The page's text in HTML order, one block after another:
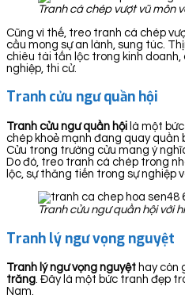
Tranh cá chép vượt vũ môn
Cũng vì thế, treo tranh cá chép
cầu mong sự an lành, sung túc.
chiêu tài tấn lộc trong kinh
nghiệp, thi cử.
Tranh cửu ngư quần hội
Tranh cửu ngư quần hội là một
chép khoẻ mạnh đang quay quần
Cửu trong trường cửu mang ý
Do đó, treo tranh cá chép trong
lộc, sự thăng tiến trong sự nghiệp
Tranh cửu ngư quần hội với
Tranh lý ngư vọng nguyệt
Tranh lý ngư vọng nguyệt hay còn
trăng . Đây là một bức tranh đẹp
Nam.